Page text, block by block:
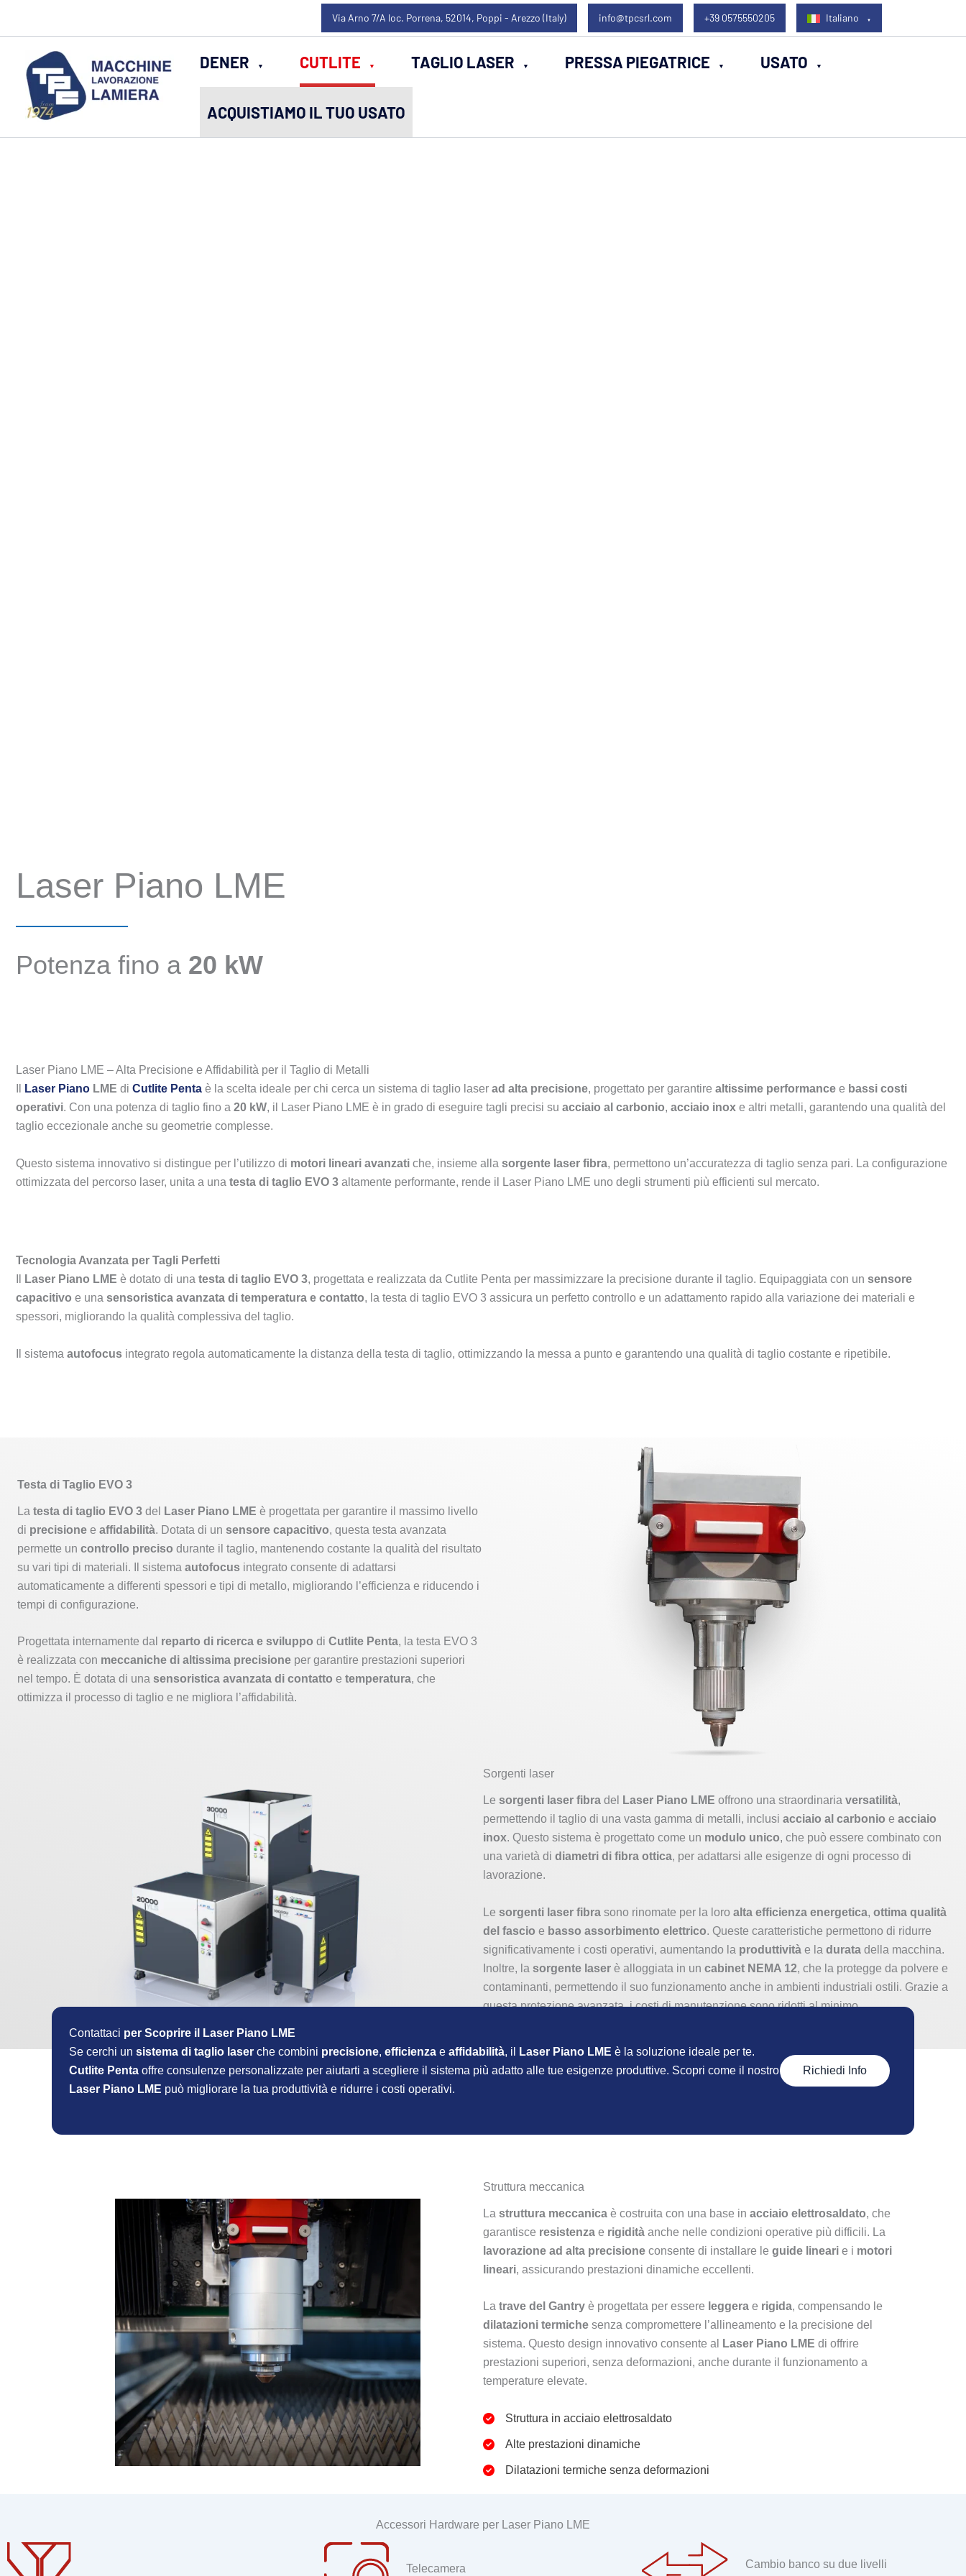
Via Arno 7/A loc. Porrena, 52014, Poppi - Arezzo (Italy) info@tpcsrl.com +39 0575550205 Italiano
DENER CUTLITE TAGLIO LASER PRESSA PIEGATRICE USATO
ACQUISTIAMO IL TUO USATO
Laser Piano LME
Potenza fino a 20 kW
Laser Piano LME – Alta Precisione e Affidabilità per il Taglio di Metalli
Laser Piano LME di Cutlite Penta è la scelta ideale per chi cerca un sistema di taglio laser ad alta precisione, progettato per garantire altissime performance e bassi costi
operativi. Con una potenza di taglio fino a 20 kW, il Laser Piano LME è in grado di eseguire tagli precisi su acciaio al carbonio, acciaio inox e altri metalli, garantendo una qualità del
taglio eccezionale anche su geometrie complesse.
Questo sistema innovativo si distingue per l’utilizzo di motori lineari avanzati che, insieme alla sorgente laser fibra, permettono un’accuratezza di taglio senza pari. La configurazione
ottimizzata del percorso laser, unita a una testa di taglio EVO 3 altamente performante, rende il Laser Piano LME uno degli strumenti più efficienti sul mercato.
Tecnologia Avanzata per Tagli Perfetti
Laser Piano LME è dotato di una testa di taglio EVO 3, progettata e realizzata da Cutlite Penta per massimizzare la precisione durante il taglio. Equipaggiata con un sensore
capacitivo e una sensoristica avanzata di temperatura e contatto, la testa di taglio EVO 3 assicura un perfetto controllo e un adattamento rapido alla variazione dei materiali e
spessori, migliorando la qualità complessiva del taglio.
Il sistema autofocus integrato regola automaticamente la distanza della testa di taglio, ottimizzando la messa a punto e garantendo una qualità di taglio costante e ripetibile.
Testa di Taglio EVO 3
La testa di taglio EVO 3 del Laser Piano LME è progettata per garantire il massimo livello
di precisione e affidabilità. Dotata di un sensore capacitivo, questa testa avanzata
permette un controllo preciso durante il taglio, mantenendo costante la qualità del risultato
su vari tipi di materiali. Il sistema autofocus integrato consente di adattarsi
automaticamente a differenti spessori e tipi di metallo, migliorando l’efficienza e riducendo i
tempi di configurazione.
Progettata internamente dal reparto di ricerca e sviluppo di Cutlite Penta, la testa EVO 3
è realizzata con meccaniche di altissima precisione per garantire prestazioni superiori
nel tempo. È dotata di una sensoristica avanzata di contatto e temperatura, che
ottimizza il processo di taglio e ne migliora l’affidabilità.
Sorgenti laser
Le sorgenti laser fibra del Laser Piano LME offrono una straordinaria versatilità,
permettendo il taglio di una vasta gamma di metalli, inclusi acciaio al carbonio e acciaio
inox. Questo sistema è progettato come un modulo unico, che può essere combinato con
una varietà di diametri di fibra ottica, per adattarsi alle esigenze di ogni processo di
lavorazione.
Le sorgenti laser fibra sono rinomate per la loro alta efficienza energetica, ottima qualità
del fascio e basso assorbimento elettrico. Queste caratteristiche permettono di ridurre
significativamente i costi operativi, aumentando la produttività e la durata della macchina.
Inoltre, la sorgente laser è alloggiata in un cabinet NEMA 12, che la protegge da polvere e
contaminanti, permettendo il suo funzionamento anche in ambienti industriali ostili. Grazie a
questa protezione avanzata, i costi di manutenzione sono ridotti al minimo.
Contattaci per Scoprire il Laser Piano LME
Se cerchi un sistema di taglio laser che combini precisione, efficienza e affidabilità, il Laser Piano LME è la soluzione ideale per te.
Cutlite Penta offre consulenze personalizzate per aiutarti a scegliere il sistema più adatto alle tue esigenze produttive. Scopri come il nostro
Laser Piano LME può migliorare la tua produttività e ridurre i costi operativi.
Richiedi Info
Struttura meccanica
La struttura meccanica è costruita con una base in acciaio elettrosaldato, che
garantisce resistenza e rigidità anche nelle condizioni operative più difficili. La
lavorazione ad alta precisione consente di installare le guide lineari e i motori
lineari, assicurando prestazioni dinamiche eccellenti.
La trave del Gantry è progettata per essere leggera e rigida, compensando le
dilatazioni termiche senza compromettere l’allineamento e la precisione del
sistema. Questo design innovativo consente al
Laser Piano LME di offrire
prestazioni superiori, senza deformazioni, anche durante il funzionamento a
temperature elevate.
Struttura in acciaio elettrosaldato
Alte prestazioni dinamiche
Dilatazioni termiche senza deformazioni
Accessori Hardware per Laser Piano LME
Telecamera Cambio banco su due livelli